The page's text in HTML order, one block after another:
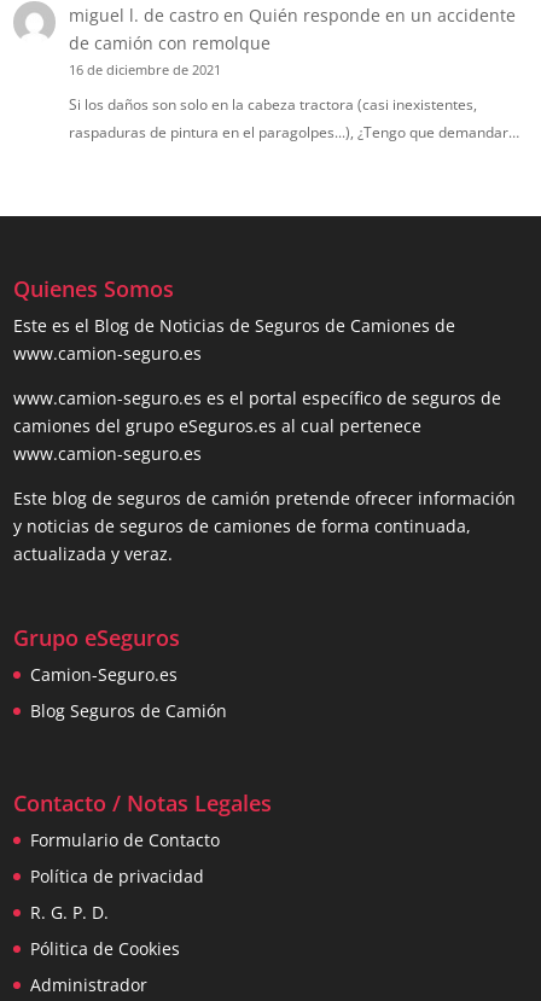
miguel l. de castroen Quién responde en un accidente
de camión con remolque
16 de diciembre de 2021
Si los daños son solo en la cabeza tractora (casi inexistentes,
raspaduras de pintura en el paragolpes...), ¿Tengo que demandar…
Quienes Somos
Este es el Blog de Noticias de Seguros de Camiones de
www.camion-seguro.es
www.camion-seguro.es es el portal específico de seguros de
camiones del grupo eSeguros.es al cual pertenece
www.camion-seguro.es
Este blog de seguros de camión pretende ofrecer información
y noticias de seguros de camiones de forma continuada,
actualizada y veraz.
Grupo eSeguros
Camion-Seguro.es
Blog Seguros de Camión
Contacto / Notas Legales
Formulario de Contacto
Política de privacidad
R. G. P. D.
Pólitica de Cookies
Administrador